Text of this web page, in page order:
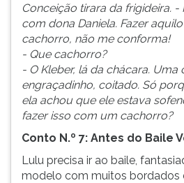
Conceição tirara da frigideira.
com dona Daniela. Fazer
cachorro, não me conforma!
- Que cachorro?
- O Kleber, lá da chácara.
engraçadinho, coitado. Só
ela achou que ele estava
fazer isso com um cachorro?
Conto N.º 7: Antes do Baile
Lulu precisa ir ao baile,
modelo com muitos bordados